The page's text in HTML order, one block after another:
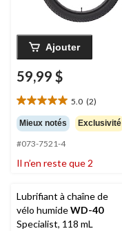
Ajouter
59,99 $
5.0 (2)
5.0
étoile(s)
sur
5.
2
Mieux notés Exclusivité
#073-7521-4
Il n’en reste que 2
Lubrifiant à chaîne de
vélo humideWD-40
Specialist, 118 mL